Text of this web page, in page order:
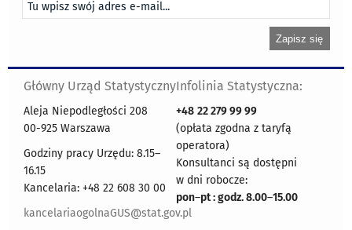
Główny Urząd Statystyczny
Aleja Niepodległości 208
00-925 Warszawa
Godziny pracy Urzędu: 8.15–
16.15
Kancelaria: +48 22 608 30 00
kancelariaogolnaGUS@stat.gov.pl
Infolinia Statystyczna:
+48 22 279 99 99
(opłata zgodna z taryfą
operatora)
Konsultanci są dostępni
w dni robocze:
pon–pt : godz. 8.00–15.00